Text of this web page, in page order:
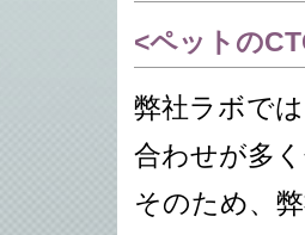
<ペットの
弊社ラボで
合わせが多
そのため、